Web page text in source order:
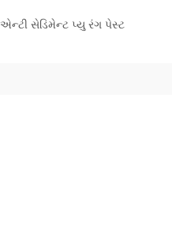
એન્ટી સેડિમેન્ટ પ્યુ રંગ પેસ્ટ